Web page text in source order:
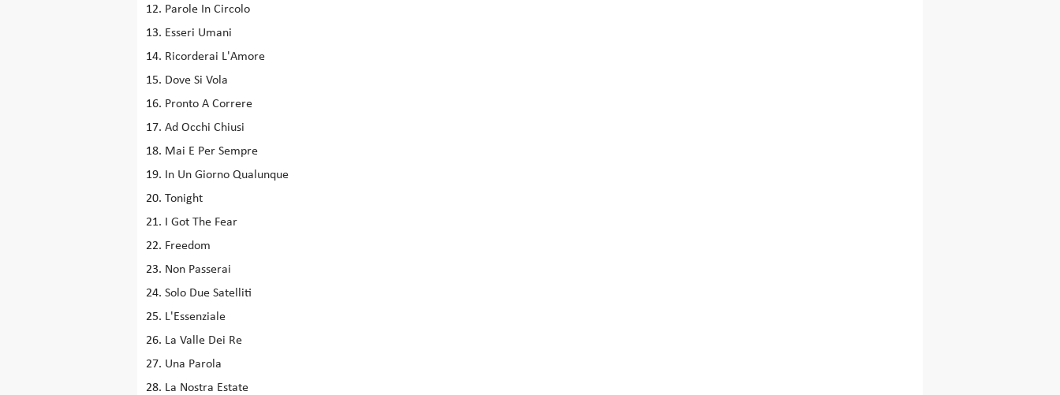
Parole In Circolo
Esseri Umani
Ricorderai L'Amore
Dove Si Vola
Pronto A Correre
Ad Occhi Chiusi
Mai E Per Sempre
In Un Giorno Qualunque
Tonight
I Got The Fear
Freedom
Non Passerai
Solo Due Satelliti
L'Essenziale
La Valle Dei Re
Una Parola
La Nostra Estate